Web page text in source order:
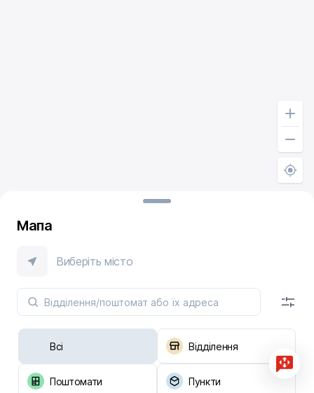
Мапа
Виберіть місто
Всі Відділення
Поштомати Пункти